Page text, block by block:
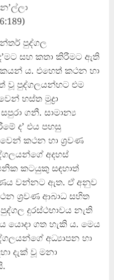
පුද්ගල
සහ කතා කිරීමට ඇති
ය. එහෙත් කථන හා
වූ පුද්ගලයන්හට එම
හස්ත මුද්‍රා
ගනී. සාමාන්‍ය
ද’ එය පහසු
කථන හා ශ්‍රවණ
අදහස්
කටයුකු සඳහාත්
වන්නට ඇත. ඒ අනුව
ශ්‍රවණ ආබාධ සහිත
දුරස්ථභාවය නැති
යොදා ගත හැකි ය. මෙය
අධ්‍යාපන හා
දැක් වූ මනා